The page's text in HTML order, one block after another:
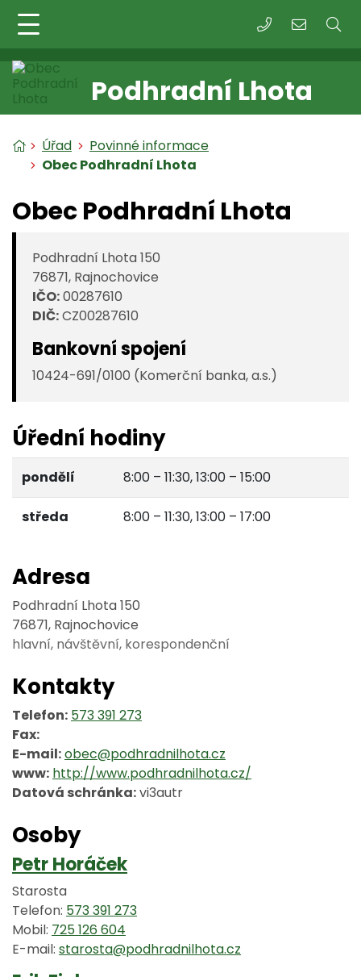
+420 573 391
Podhradní Lhota
Úvodní stránka
Úřad
Povinné informace
Obec Podhradní Lhota
Obec Podhradní Lhota
Podhradní Lhota 150
76871, Rajnochovice
IČO:00287610
DIČ:CZ00287610
Bankovní spojení
10424-691/0100 (Komerční banka, a.s.)
Úřední hodiny
pondělí 8:00 – 11:30, 13:00 – 15:00
středa 8:00 – 11:30, 13:00 – 17:00
Adresa
Podhradní Lhota 150
76871, Rajnochovice
hlavní, návštěvní, korespondenční
Kontakty
Telefon: 573 391 273
Fax:
E-mail:obec@podhradnilhota.cz
www: http://www.podhradnilhota.cz/
Datová schránka:vi3autr
Osoby
Petr Horáček
Starosta
Telefon: 573 391 273
Mobil: 725 126 604
E-mail: starosta@podhradnilhota.cz